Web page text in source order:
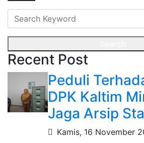
Recent Post
Peduli
DPK Kaltim
Jaga Arsip
Kamis, 16 November